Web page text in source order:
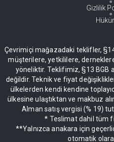
Gizlilik
Çevrimiçi mağazadaki teklifler,
müşterilere, yetkililere,
yöneliktir. Teklifimiz, §13 BGB
değildir. Teknik ve fiyat
ülkelerden kendi kendine
ülkesine ulaştıktan ve makbuz
Alman satış vergisi (% 19)
* Teslimat dahil tüm
**Yalnızca anakara için
otomatik